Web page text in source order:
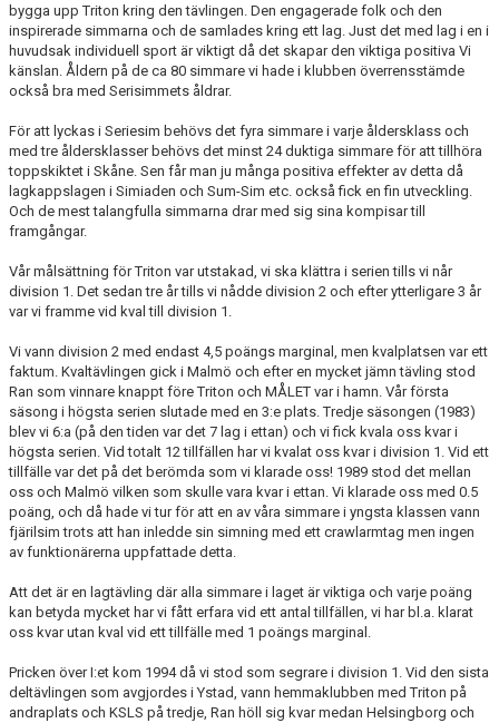
bygga upp Triton kring den tävlingen. Den engagerade folk och den
inspirerade simmarna och de samlades kring ett lag. Just det med lag i en i
huvudsak individuell sport är viktigt då det skapar den viktiga positiva Vi
känslan. Åldern på de ca 80 simmare vi hade i klubben överrensstämde
också bra med Serisimmets åldrar.
För att lyckas i Seriesim behövs det fyra simmare i varje åldersklass och
med tre åldersklasser behövs det minst 24 duktiga simmare för att tillhöra
toppskiktet i Skåne. Sen får man ju många positiva effekter av detta då
lagkappslagen i Simiaden och Sum-Sim etc. också fick en fin utveckling.
Och de mest talangfulla simmarna drar med sig sina kompisar till
framgångar.
Vår målsättning för Triton var utstakad, vi ska klättra i serien tills vi når
division 1. Det sedan tre år tills vi nådde division 2 och efter ytterligare 3 år
var vi framme vid kval till division 1.
Vi vann division 2 med endast 4,5 poängs marginal, men kvalplatsen var ett
faktum. Kvaltävlingen gick i Malmö och efter en mycket jämn tävling stod
Ran som vinnare knappt före Triton och MÅLET var i hamn. Vår första
säsong i högsta serien slutade med en 3:e plats. Tredje säsongen (1983)
blev vi 6:a (på den tiden var det 7 lag i ettan) och vi fick kvala oss kvar i
högsta serien. Vid totalt 12 tillfällen har vi kvalat oss kvar i division 1. Vid ett
tillfälle var det på det berömda som vi klarade oss! 1989 stod det mellan
oss och Malmö vilken som skulle vara kvar i ettan. Vi klarade oss med 0.5
poäng, och då hade vi tur för att en av våra simmare i yngsta klassen vann
fjärilsim trots att han inledde sin simning med ett crawlarmtag men ingen
av funktionärerna uppfattade detta.
Att det är en lagtävling där alla simmare i laget är viktiga och varje poäng
kan betyda mycket har vi fått erfara vid ett antal tillfällen, vi har bl.a. klarat
oss kvar utan kval vid ett tillfälle med 1 poängs marginal.
Pricken över I:et kom 1994 då vi stod som segrare i division 1. Vid den sista
deltävlingen som avgjordes i Ystad, vann hemmaklubben med Triton på
andraplats och KSLS på tredje, Ran höll sig kvar medan Helsingborg och